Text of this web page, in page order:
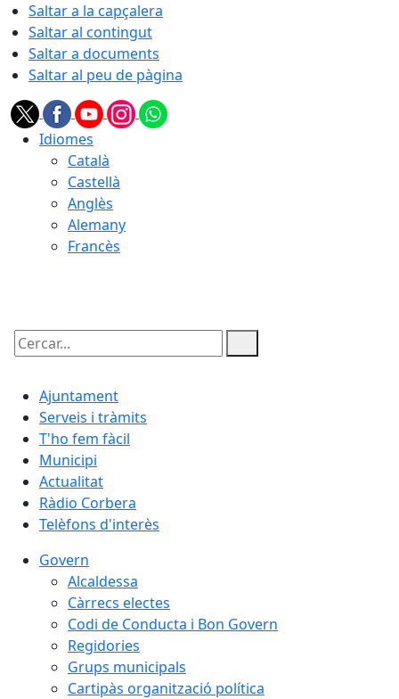
Saltar a la capçalera
Saltar al contingut
Saltar a documents
Saltar al peu de pàgina
Idiomes
Català
Castellà
Anglès
Alemany
Francès
Cercar:
Ajuntament
Serveis i tràmits
T'ho fem fàcil
Municipi
Actualitat
Ràdio Corbera
Telèfons d'interès
Govern
Alcaldessa
Càrrecs electes
Codi de Conducta i Bon Govern
Regidories
Grups municipals
Cartipàs organització política